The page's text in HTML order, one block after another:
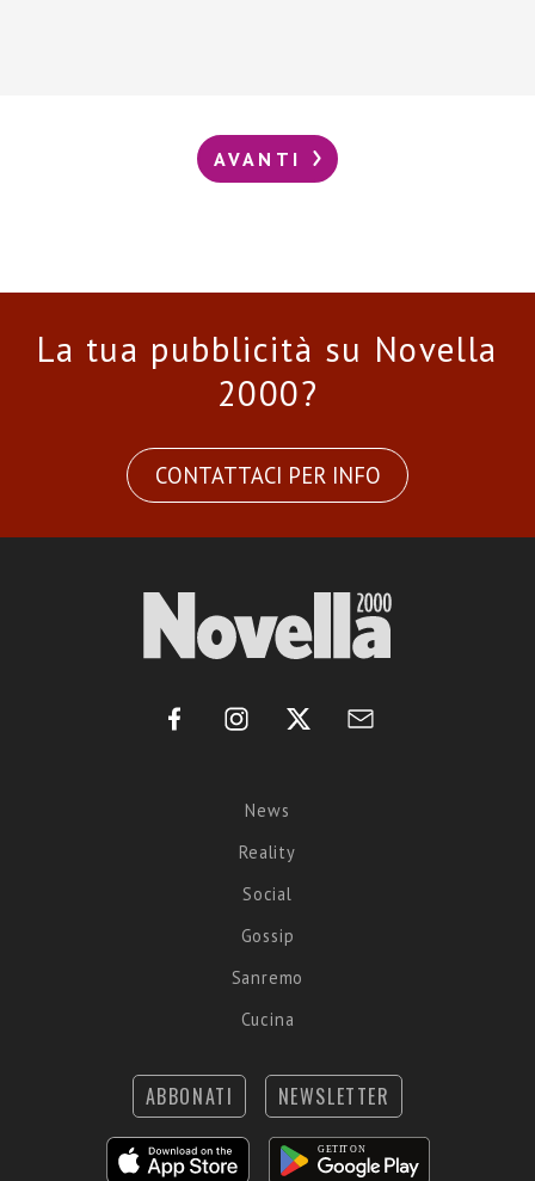
AVANTI
La tua pubblicità su Novella
2000?
CONTATTACI PER INFO
News
Reality
Social
Gossip
Sanremo
Cucina
ABBONATI NEWSLETTER